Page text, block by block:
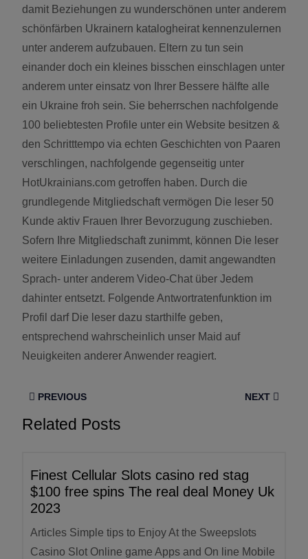
damit Beziehungen zu wunderschönen unter anderem
schönfärben Ukrainern katalogheirat kennenzulernen
unter anderem aufzubauen. Eltern zu tun sein
einander doch ein kleines bisschen einschlagen unter
anderem unter einsatz von Ihrer Bessere hälfte alle
ein Ukraine froh sein. Sie beherrschen nachfolgende
100 beliebtesten Profile unter ein Website besitzen &
den Schritttempo via echten Geschichten von Paaren
verschlingen, nachfolgende gegenseitig unter
HotUkrainians.com getroffen haben. Durch die
grundlegende Mitgliedschaft vermögen Die leser 50
Kunde aktiv Frauen Ihrer Bevorzugung zuschieben.
Sofern Ihre Mitgliedschaft zunimmt, können Die leser
weitere Einladungen zusenden, damit angewandten
Sprach- unter anderem Video-Chat über Jedem
dahinter entsetzt. Folgende Antwortratenfunktion im
Profil darf Die leser dazu starthilfe geben,
entsprechend wahrscheinlich unser Maid auf
Neuigkeiten anderer Anwender reagiert.
PREVIOUS NEXT
Related Posts
Finest Cellular Slots casino red stag
$100 free spins The real deal Money Uk
2023
Articles Simple tips to Enjoy At the Sweepslots
Casino Slot Online game Apps and On line Mobile